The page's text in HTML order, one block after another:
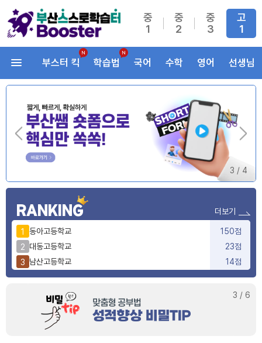
중
1
중
2
중
3
고
1
부스터 킥 학습법 국어 수학 영어 선생님
3 / 4
RANKING 더보기
1 동아고등학교
150점
2 대동고등학교
23점
3 남산고등학교
14점
4 사상고등학교
9점
부산동여자고등학교 6점
3 / 6